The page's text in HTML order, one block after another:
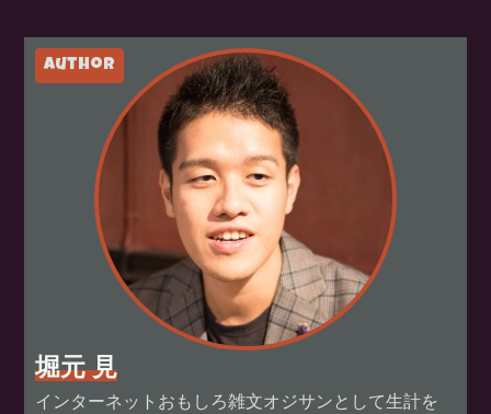
author
堀元 見
インターネットおもしろ雑文オジサンとして生計を